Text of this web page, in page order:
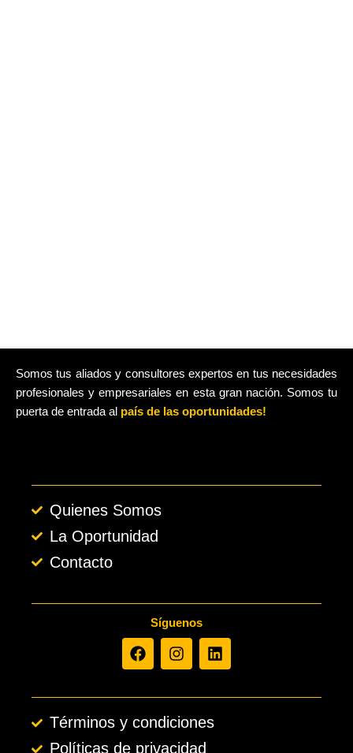
Somos tus aliados y consultores expertos en tus necesidades
profesionales y empresariales en esta gran nación. Somos tu
puerta de entrada al país de las oportunidades!
Quienes Somos
La Oportunidad
Contacto
Síguenos
F
a
e
o
I
n
t
g
r
L
i
k
d
Términos y condiciones
Políticas de privacidad